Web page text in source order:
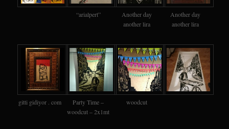
“arialpert”
Another day
another lira
Another day
another lira
gitti gidiyor . com
Party Time –
woodcut – 2x1mt
woodcut